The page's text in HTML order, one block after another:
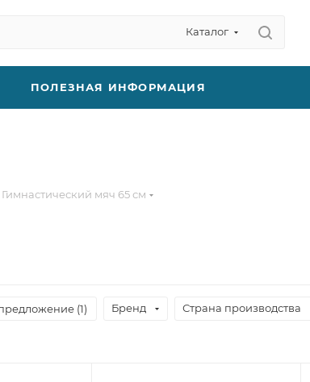
Каталог
ПОЛЕЗНАЯ ИНФОРМАЦИЯ
Гимнастический мяч 65 см
(1) Бренд Страна производства